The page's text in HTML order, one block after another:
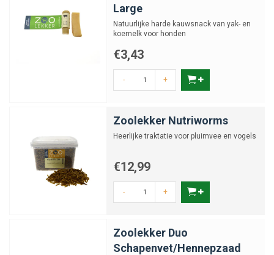
Large
Natuurlijke harde kauwsnack van yak- en
koemelk voor honden
€3,43
- +
Zoolekker Nutriworms
Heerlijke traktatie voor pluimvee en vogels
€12,99
- +
Zoolekker Duo
Schapenvet/Hennepzaad